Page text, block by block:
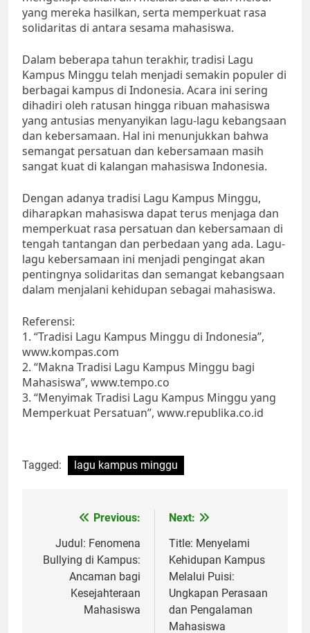
yang mereka hasilkan, serta memperkuat rasa
solidaritas di antara sesama mahasiswa.
Dalam beberapa tahun terakhir, tradisi Lagu
Kampus Minggu telah menjadi semakin populer di
berbagai kampus di Indonesia. Acara ini sering
dihadiri oleh ratusan hingga ribuan mahasiswa
yang antusias menyanyikan lagu-lagu kebangsaan
dan kebersamaan. Hal ini menunjukkan bahwa
semangat persatuan dan kebersamaan masih
sangat kuat di kalangan mahasiswa Indonesia.
Dengan adanya tradisi Lagu Kampus Minggu,
diharapkan mahasiswa dapat terus menjaga dan
memperkuat rasa persatuan dan kebersamaan di
tengah tantangan dan perbedaan yang ada. Lagu-
lagu kebersamaan ini menjadi pengingat akan
pentingnya solidaritas dan semangat kebangsaan
dalam menjalani kehidupan sebagai mahasiswa.
Referensi:
1. “Tradisi Lagu Kampus Minggu di Indonesia”,
www.kompas.com
2. “Makna Tradisi Lagu Kampus Minggu bagi
Mahasiswa”, www.tempo.co
3. “Menyimak Tradisi Lagu Kampus Minggu yang
Memperkuat Persatuan”, www.republika.co.id
Tagged: lagu kampus minggu
navigation
Previous:
Judul: Fenomena
Bullying di Kampus:
Ancaman bagi
Kesejahteraan
Mahasiswa
Next:
Title: Menyelami
Kehidupan Kampus
Melalui Puisi:
Ungkapan Perasaan
dan Pengalaman
Mahasiswa